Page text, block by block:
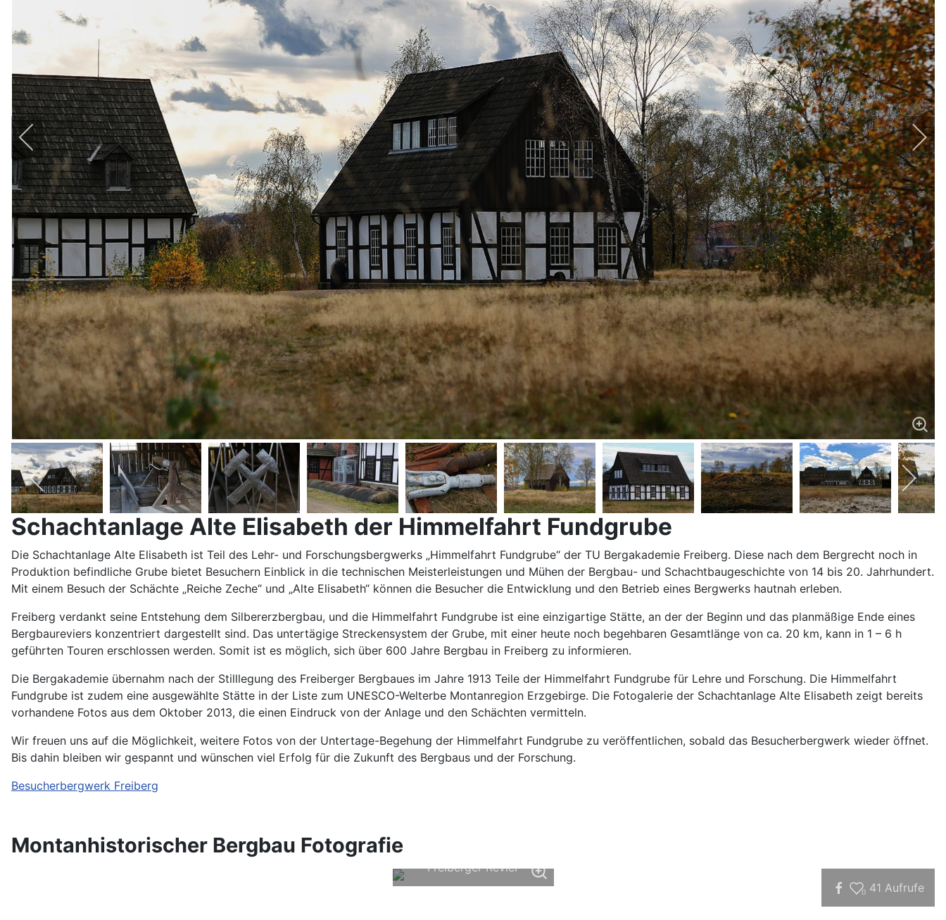
Schachtanlage Alte Elisabeth der Himmelfahrt Fundgrube
Die Schachtanlage Alte Elisabeth ist Teil des Lehr- und Forschungsbergwerks „Himmelfahrt Fundgrube“ der TU Bergakademie Freiberg. Diese nach dem Bergrecht noch in
Produktion befindliche Grube bietet Besuchern Einblick in die technischen Meisterleistungen und Mühen der Bergbau- und Schachtbaugeschichte von 14 bis 20. Jahrhundert.
Mit einem Besuch der Schächte „Reiche Zeche“ und „Alte Elisabeth“ können die Besucher die Entwicklung und den Betrieb eines Bergwerks hautnah erleben.
Freiberg verdankt seine Entstehung dem Silbererzbergbau, und die Himmelfahrt Fundgrube ist eine einzigartige Stätte, an der der Beginn und das planmäßige Ende eines
Bergbaureviers konzentriert dargestellt sind. Das untertägige Streckensystem der Grube, mit einer heute noch begehbaren Gesamtlänge von ca. 20 km, kann in 1 – 6 h
geführten Touren erschlossen werden. Somit ist es möglich, sich über 600 Jahre Bergbau in Freiberg zu informieren.
Die Bergakademie übernahm nach der Stilllegung des Freiberger Bergbaues im Jahre 1913 Teile der Himmelfahrt Fundgrube für Lehre und Forschung. Die Himmelfahrt
Fundgrube ist zudem eine ausgewählte Stätte in der Liste zum UNESCO-Welterbe Montanregion Erzgebirge. Die Fotogalerie der Schachtanlage Alte Elisabeth zeigt bereits
vorhandene Fotos aus dem Oktober 2013, die einen Eindruck von der Anlage und den Schächten vermitteln.
Wir freuen uns auf die Möglichkeit, weitere Fotos von der Untertage-Begehung der Himmelfahrt Fundgrube zu veröffentlichen, sobald das Besucherbergwerk wieder öffnet.
Bis dahin bleiben wir gespannt und wünschen viel Erfolg für die Zukunft des Bergbaus und der Forschung.
Besucherbergwerk Freiberg
Montanhistorischer Bergbau Fotografie
Freiberger Revier
0 41 Aufrufe